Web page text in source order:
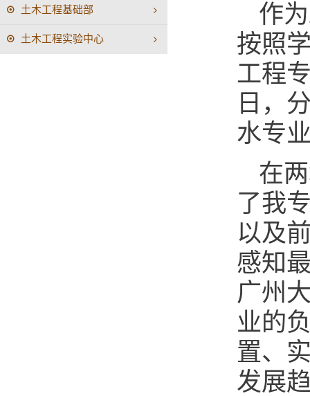
土木工程基础部
土木工程实验中心
作
按照
工程
日，
水专
在
了我
以及
感知
广州
业的
置、
发展